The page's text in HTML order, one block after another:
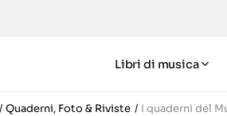
Libri di musica
Quaderni, Foto & Riviste I quaderni del